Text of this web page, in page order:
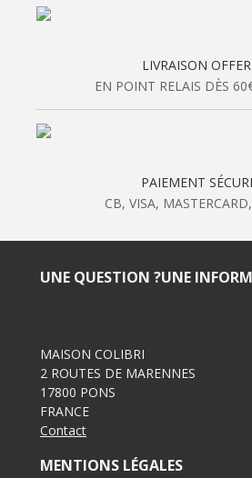
LIVRAISON
EN POINT RELAIS DÈS
PAIEMENT
CB, VISA,
UNE QUESTION ?UNE
MAISON COLIBRI
2 ROUTES DE MARENNES
17800 PONS
FRANCE
Contact
MENTIONS LÉGALES
J'accepte de recevoir des e-mails
Pour plus d’information,consulter
de confidentialité.